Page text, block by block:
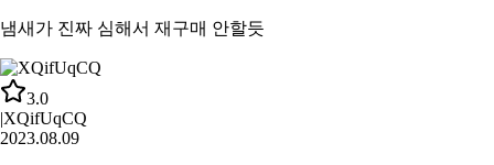
냄새가 진짜 심해서 재구매 안할듯
3.0
|XQifUqCQ
2023.08.09